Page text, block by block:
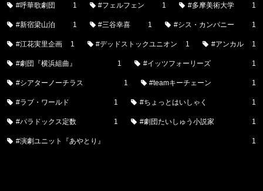
#呼華歌劇団 1 #フェルフェン 1 #多摩美術大学 1
#新宿梁山泊 1 #三谷幸喜 1 #シス・カンパニー 1
#江花実里企画 1 #デッドストックユニオン 1 #アンカル 1
#劇団『横浜組曲』 1 #イッツフォーリーズ 1
#シアターノーチラス 1 #teamキーチェーン 1
#ラブ・ワールド 1 #ちょっとはいしゃく 1
#パラドックス定数 1 #劇団たいしゅう小説家 1
#演劇ユニット『あやとり』 1